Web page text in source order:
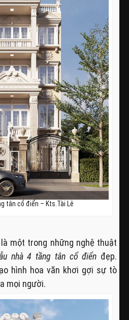
tân cổ điển – Kts.Tài Lê
một trong những nghệ thuật
nhà 4 tầng tân cổ điển đẹp.
hình hoa văn khơi gợi sự tò
mọi người.